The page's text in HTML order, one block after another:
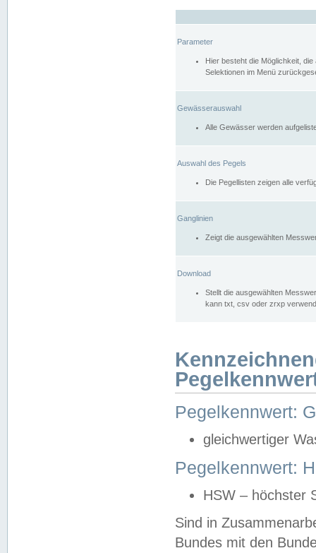
Parameter
Hier besteht die Möglichkeit,
Selektionen im Menü
Gewässerauswahl
Alle Gewässer werden
Auswahl des Pegels
Die Pegellisten zeigen alle
Ganglinien
Zeigt die ausgewählten
Download
Stellt die ausgewählten
kann txt, csv oder zrxp
Pegelkennwert:
gleichwertiger
Pegelkennwert:
HSW – höchster
Sind in
Bundes mit den